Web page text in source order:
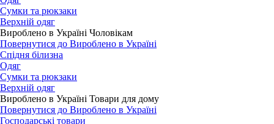
Сумки та рюкзаки
Верхній одяг
Вироблено в Україні Чоловікам
Повернутися до Вироблено в Україні
Спідня білизна
Одяг
Сумки та рюкзаки
Верхній одяг
Вироблено в Україні Товари для дому
Повернутися до Вироблено в Україні
Господарські товари